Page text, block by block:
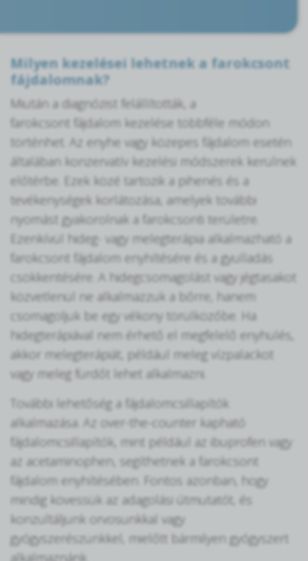
Milyen kezelései lehetnek a farokcsont
fájdalomnak?
Miután a diagnózist felállították, a
farokcsont fájdalom kezelése többféle módon
történhet. Az enyhe vagy közepes fájdalom esetén
általában konzervatív kezelési módszerek kerülnek
előtérbe. Ezek közé tartozik a pihenés és a
tevékenységek korlátozása, amelyek további
nyomást gyakorolnak a farokcsonti területre.
Ezenkívül hideg- vagy melegterápia alkalmazható a
farokcsont fájdalom enyhítésére és a gyulladás
csökkentésére. A hidegcsomagolást vagy jégtasakot
közvetlenül ne alkalmazzuk a bőrre, hanem
csomagoljuk be egy vékony törülközőbe. Ha
hidegterápiával nem érhető el megfelelő enyhülés,
akkor melegterápiát, például meleg vízpalackot
vagy meleg fürdőt lehet alkalmazni.
További lehetőség a fájdalomcsillapítók
alkalmazása. Az over-the-counter kapható
fájdalomcsillapítók, mint például az ibuprofen vagy
az acetaminophen, segíthetnek a farokcsont
fájdalom enyhítésében. Fontos azonban, hogy
mindig kövessük az adagolási útmutatót, és
konzultáljunk orvosunkkal vagy
gyógyszerészünkkel, mielőtt bármilyen gyógyszert